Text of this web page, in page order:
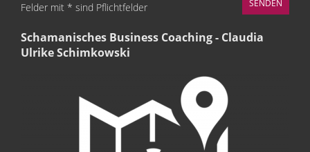
Felder mit * sind Pflichtfelder
Schamanisches Business Coaching - Claudia
Ulrike Schimkowski